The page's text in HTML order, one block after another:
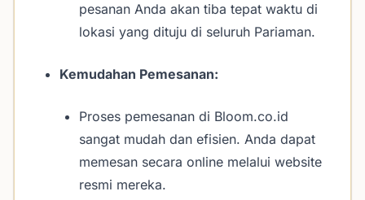
pesanan Anda akan tiba tepat waktu di
lokasi yang dituju di seluruh Pariaman.
Kemudahan Pemesanan:
Proses pemesanan di Bloom.co.id
sangat mudah dan efisien. Anda dapat
memesan secara online melalui website
resmi mereka.